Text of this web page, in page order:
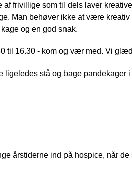
frivillige som til dels laver
Man behøver ikke at være
og en god snak.
til 16.30 - kom og vær med. Vi
ligeledes stå og bage pandekager
årstiderne ind på hospice, når